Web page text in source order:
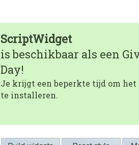
ScriptWidget
is beschikbaar als een
Day!
Je krijgt een beperkte tijd om het
te installeren.